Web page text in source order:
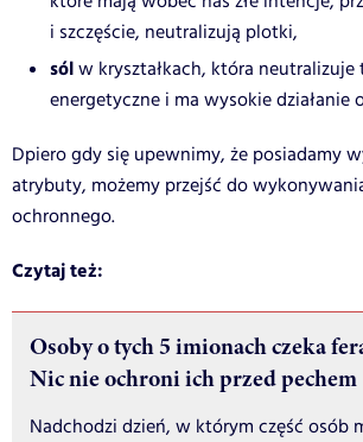
i szczęście, neutralizują plotki,
sólw kryształkach, która neutralizuje
energetyczne i ma wysokie działanie
Dpiero gdy się upewnimy, że posiadamy
atrybuty, możemy przejść do
ochronnego.
Czytaj też:
Osoby o tych 5 imionach czeka
Nic nie ochroni ich przed pechem
Nadchodzi dzień, w którym część osób